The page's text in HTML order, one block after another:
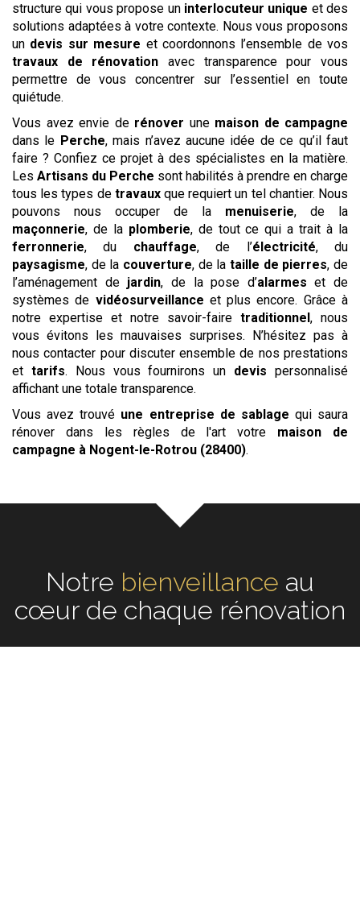
structure qui vous propose un interlocuteur unique et des
solutions adaptées à votre contexte. Nous vous proposons
un devis sur mesure et coordonnons l’ensemble de vos
travaux de rénovation avec transparence pour vous
permettre de vous concentrer sur l’essentiel en toute
quiétude.
Vous avez envie de rénover une maison de campagne
dans le Perche, mais n’avez aucune idée de ce qu’il faut
faire ? Confiez ce projet à des spécialistes en la matière.
Les Artisans du Perche sont habilités à prendre en charge
tous les types de travauxque requiert un tel chantier. Nous
pouvons nous occuper de la menuiserie, de la
maçonnerie, de la plomberie, de tout ce qui a trait à la
ferronnerie, du chauffage, de l’électricité, du
paysagisme, de la couverture, de la taille de pierres, de
l’aménagement de jardin, de la pose d’alarmes et de
systèmes de vidéosurveillance et plus encore. Grâce à
notre expertise et notre savoir-faire traditionnel , nous
vous évitons les mauvaises surprises. N’hésitez pas à
nous contacter pour discuter ensemble de nos prestations
et tarifs. Nous vous fournirons un devis personnalisé
affichant une totale transparence.
Vous avez trouvé une entreprise de sablage qui saura
rénover dans les règles de l'art votre maison de
campagne à Nogent-le-Rotrou (28400).
Notreécouteau cœur de
chaque rénovation